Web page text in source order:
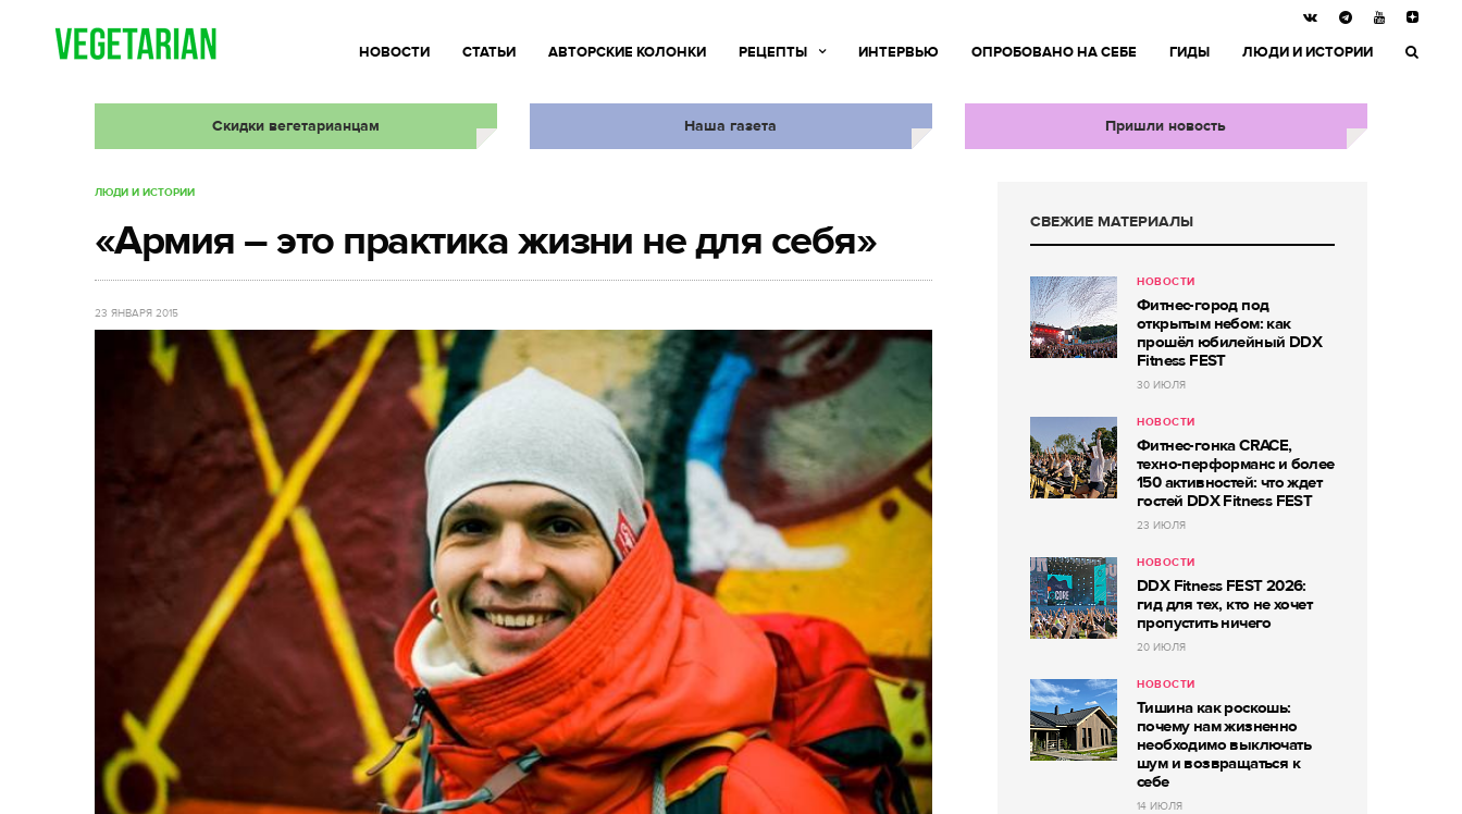
НОВОСТИ СТАТЬИ АВТОРСКИЕ КОЛОНКИ РЕЦЕПТЫ ИНТЕРВЬЮ ОПРОБОВАНО НА СЕБЕ ГИДЫ ЛЮДИ И ИСТОРИИ
Скидки вегетарианцам Наша газета Пришли новость
ЛЮДИ И ИСТОРИИ
«Армия – это практика жизни не для себя»
23 ЯНВАРЯ 2015
СВЕЖИЕ МАТЕРИАЛЫ
НОВОСТИ
Фитнес-город под
открытым небом: как
прошёл юбилейный DDX
Fitness FEST
30 ИЮЛЯ
НОВОСТИ
Фитнес-гонка CRACE,
техно-перформанс и более
150 активностей: что ждет
гостей DDX Fitness FEST
23 ИЮЛЯ
НОВОСТИ
DDX Fitness FEST 2026:
гид для тех, кто не хочет
пропустить ничего
20 ИЮЛЯ
НОВОСТИ
Тишина как роскошь:
почему нам жизненно
необходимо выключать
шум и возвращаться к
себе
14 ИЮЛЯ